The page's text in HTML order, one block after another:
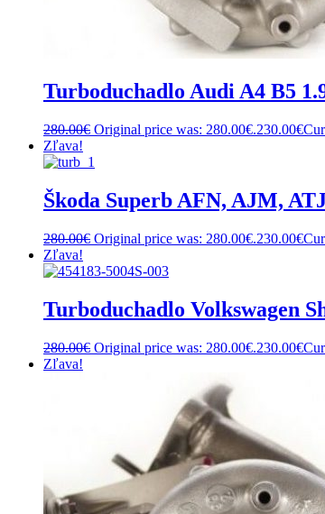
Turboduchadlo Audi A4 B5
280.00€ Original price was: 280.00€.230.00€
Zľava!
Škoda Superb AFN, AJM,
280.00€ Original price was: 280.00€.230.00€
Zľava!
Turboduchadlo Volkswagen
280.00€ Original price was: 280.00€.230.00€
Zľava!